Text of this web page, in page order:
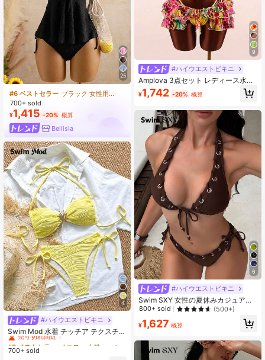
25
#6 ベストセラー
ブラック 女性用タンキニ
700+ sold
¥1,415 -20% 概算
Bellisia
4
#ハイウエストビキニ
Swim Mod 水着 チッチア テクスチャ
ー生地 金属バックル ホルター タイ
サイド イエロー ビキニセット、夏の
#3 ベストセラー
イエロー 女性のビキニセット
売り切れ間近！
#3 ベストセラー
売り切れ間近！
#3 ベストセラー
売り切れ間近！
700+ sold
9
#ハイウエストビキニ
Amplova 3点セット レディース水着
3Dフラワーカップ バタフライオーキ
ッドカップ 無地ライニング フリルヘ
フェスティバルコーデ 結婚式ゲスト
ビーチ 卒業式 お出かけ トップス プ
ロム 誕生日コーデ
¥1,742 -20% 概算
6
#ハイウエストビキニ
Swim SXY 女性の夏休みカジュアル
ビーチウェア ソリッドブラウン 2ピ
アイレット付き 光沢生地 水着セット
800+ sold (500+)
¥1,627 概算